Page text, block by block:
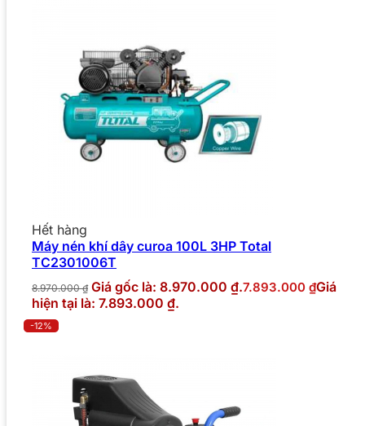
Hết hàng
Máy nén khí dây curoa 100L 3HP Total
TC2301006T
8.970.000₫ Giá gốc là: 8.970.000 ₫.7.893.000 ₫Giá
hiện tại là: 7.893.000 ₫.
-12%